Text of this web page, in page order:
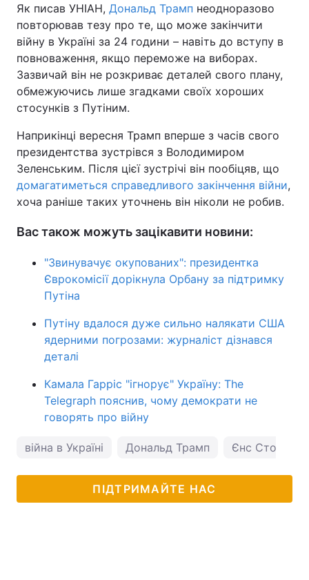
Як писав УНІАН, Дональд Трамп неодноразово
повторював тезу про те, що може закінчити
війну в Україні за 24 години – навіть до вступу в
повноваження, якщо переможе на виборах.
Зазвичай він не розкриває деталей свого плану,
обмежуючись лише згадками своїх хороших
стосунків з Путіним.
Наприкінці вересня Трамп вперше з часів свого
президентства зустрівся з Володимиром
Зеленським. Після цієї зустрічі він пообіцяв, що
домагатиметься справедливого закінчення війни,
хоча раніше таких уточнень він ніколи не робив.
Вас також можуть зацікавити новини:
"Звинувачує окупованих": президентка
Єврокомісії дорікнула Орбану за підтримку
Путіна
Путіну вдалося дуже сильно налякати США
ядерними погрозами: журналіст дізнався
деталі
Камала Гарріс "ігнорує" Україну: The
Telegraph пояснив, чому демократи не
говорять про війну
війна в Україні Дональд Трамп Єнс
ПІДТРИМАЙТЕ НАС